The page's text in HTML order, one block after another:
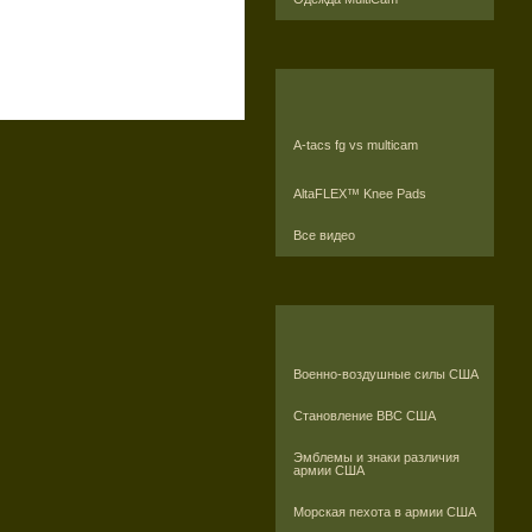
A-tacs fg vs multicam
AltaFLEX™ Knee Pads
Все видео
Военно-воздушные силы США
Становление ВВС США
Эмблемы и знаки различия
армии США
Морская пехота в армии США